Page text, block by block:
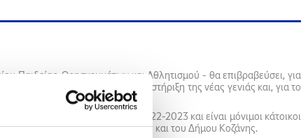
Παιδείας, Θρησκευμάτων και Αθλητισμού - θα επιβραβεύσει, για
δίνοντας έμφαση στη στήριξη της νέας γενιάς και, για το
τους κατά το σχολικό έτος 2022-2023 και είναι μόνιμοι κάτοικοι
Δυτική Θεσσαλονίκη, καθώς και του Δήμου Κοζάνης.